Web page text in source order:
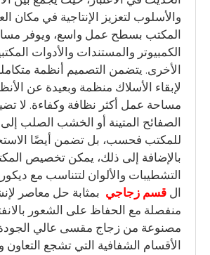
والأسلوب لتعزيز الإنتاجية في مكان
المكتب بسطح عمل واسع، ويوفر
الكمبيوتر والمستندات والأدوات
الأخرى. يتضمن التصميم أنظمة
لإبقاء الأسلاك منظمة وبعيدة عن
مساحة عمل أكثر نظافة وكفاءة. لا
الصفائح المتينة أو الخشب الصلب
للمكتب فحسب، بل تضمن أيضًا
بالإضافة إلى ذلك، يمكن تخصيص
التشطيبات والألوان لتتناسب مع
ال قسم زجاجي بمثابة حل معاصر
منفصلة مع الحفاظ على الشعور
مصنوعة من زجاج مقسى عالي
الأقسام الشفافية التي تشجع التعاون